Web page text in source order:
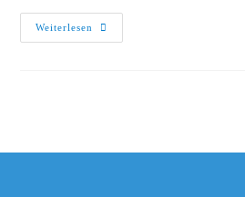
Weiterlesen